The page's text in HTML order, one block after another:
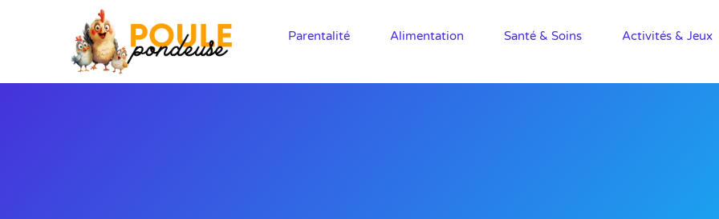
Parentalité Alimentation Santé & Soins Activités & Jeux